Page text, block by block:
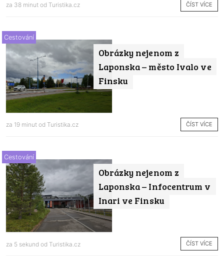
za 38 minut od Turistika.cz ČÍST VÍCE
Obrázky nejenom z
Laponska – město Ivalo ve
Finsku
Cestování
za 19 minut od Turistika.cz ČÍST VÍCE
Obrázky nejenom z
Laponska – Infocentrum v
Inari ve Finsku
Cestování
za 5 sekund od Turistika.cz ČÍST VÍCE